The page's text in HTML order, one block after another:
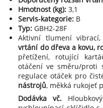
Hmotnost (kg): 3,1
Servis-kategorie: B
Typ: GBH2-28F
Aktivní tlumení vibrací,
vrtání do dřeva a kovu,
přetížení, rotující
otáčení ve směru/proti
regulace otáček pro
nástrojů, měkká rukojeť
Dodávka vč.